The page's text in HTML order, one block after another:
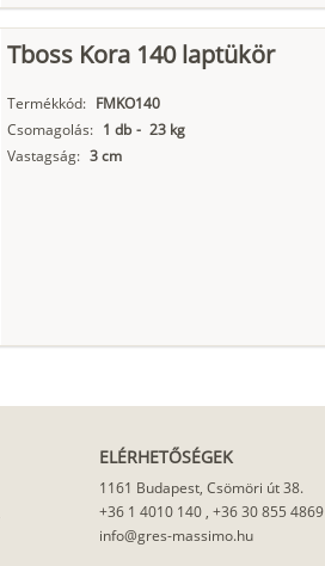
Tboss Kora 140 laptükör
Termékkód: FMKO140
Csomagolás: 1 db - 23 kg
Vastagság: 3 cm
ELÉRHETŐSÉGEK
1161 Budapest, Csömöri út 38.
+36 1 4010 140, +36 30 855 4869
info@gres-massimo.hu